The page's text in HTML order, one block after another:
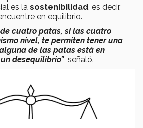
es la sostenibilidad , es decir,
en equilibrio.
de cuatro patas, si las cuatro
nivel, te permiten tener una
de las patas está en
desequilibrio”, señaló.